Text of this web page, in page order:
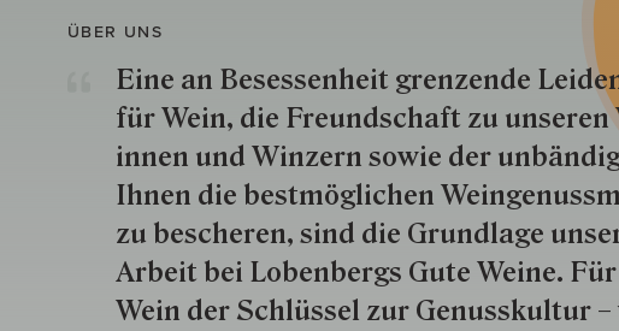
ÜBER UNS
Eine an Besessenheit gren­zende
für Wein, die Freund­schaft zu
innen und Win­zern so­wie der
Ihnen die best­mög­lich­en
zu besche­ren, sind die Grund­lage
Arbeit bei Lobenbergs Gute Weine.
Wein der Schlüs­sel zur Genuss­kultur –